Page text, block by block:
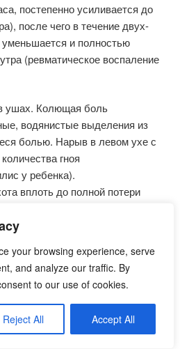
your browsing experience, serve
and analyze our traffic. By
to our use of cookies.
Reject All Accept All
постепенно усиливается до
после чего в течение двух-
уменьшается и полностью
(ревматическое воспаление
ушах. Колющая боль
водянистые выделения из
болью. Нарыв в левом ухе с
гноя
у ребенка).
вплоть до полной потери
Глухота вследствие
в сочетании с кахексией.
барабанной перепонке.
небольшое количество
без ухудшения слуха